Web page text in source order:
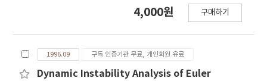
게 다붙 수가 있다. 또한 이 NLP 는 해삭파 최석화 디
수 있다. 즉， 평형 방정삭블 등제약조끼으로 치흰함
으깊써 강성 1깨트릭스 그자체나 그의 역매트박스륜
4,000원 구매하기
1996.09 구독 인증기관 무료, 개인회원 유료
Dynamic Instability Analysis of Euler